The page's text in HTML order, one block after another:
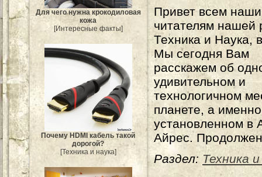
Для чего нужна крокодиловая
кожа
[Интересные факты]
Почему HDMI кабель такой
дорогой?
[Техника и наука]
Привет всем
читателям нашей
Техника и Наука,
Мы сегодня Вам
расскажем об
удивительном и
технологичном
планете, а
установленном в
Айрес.
Раздел: Техника